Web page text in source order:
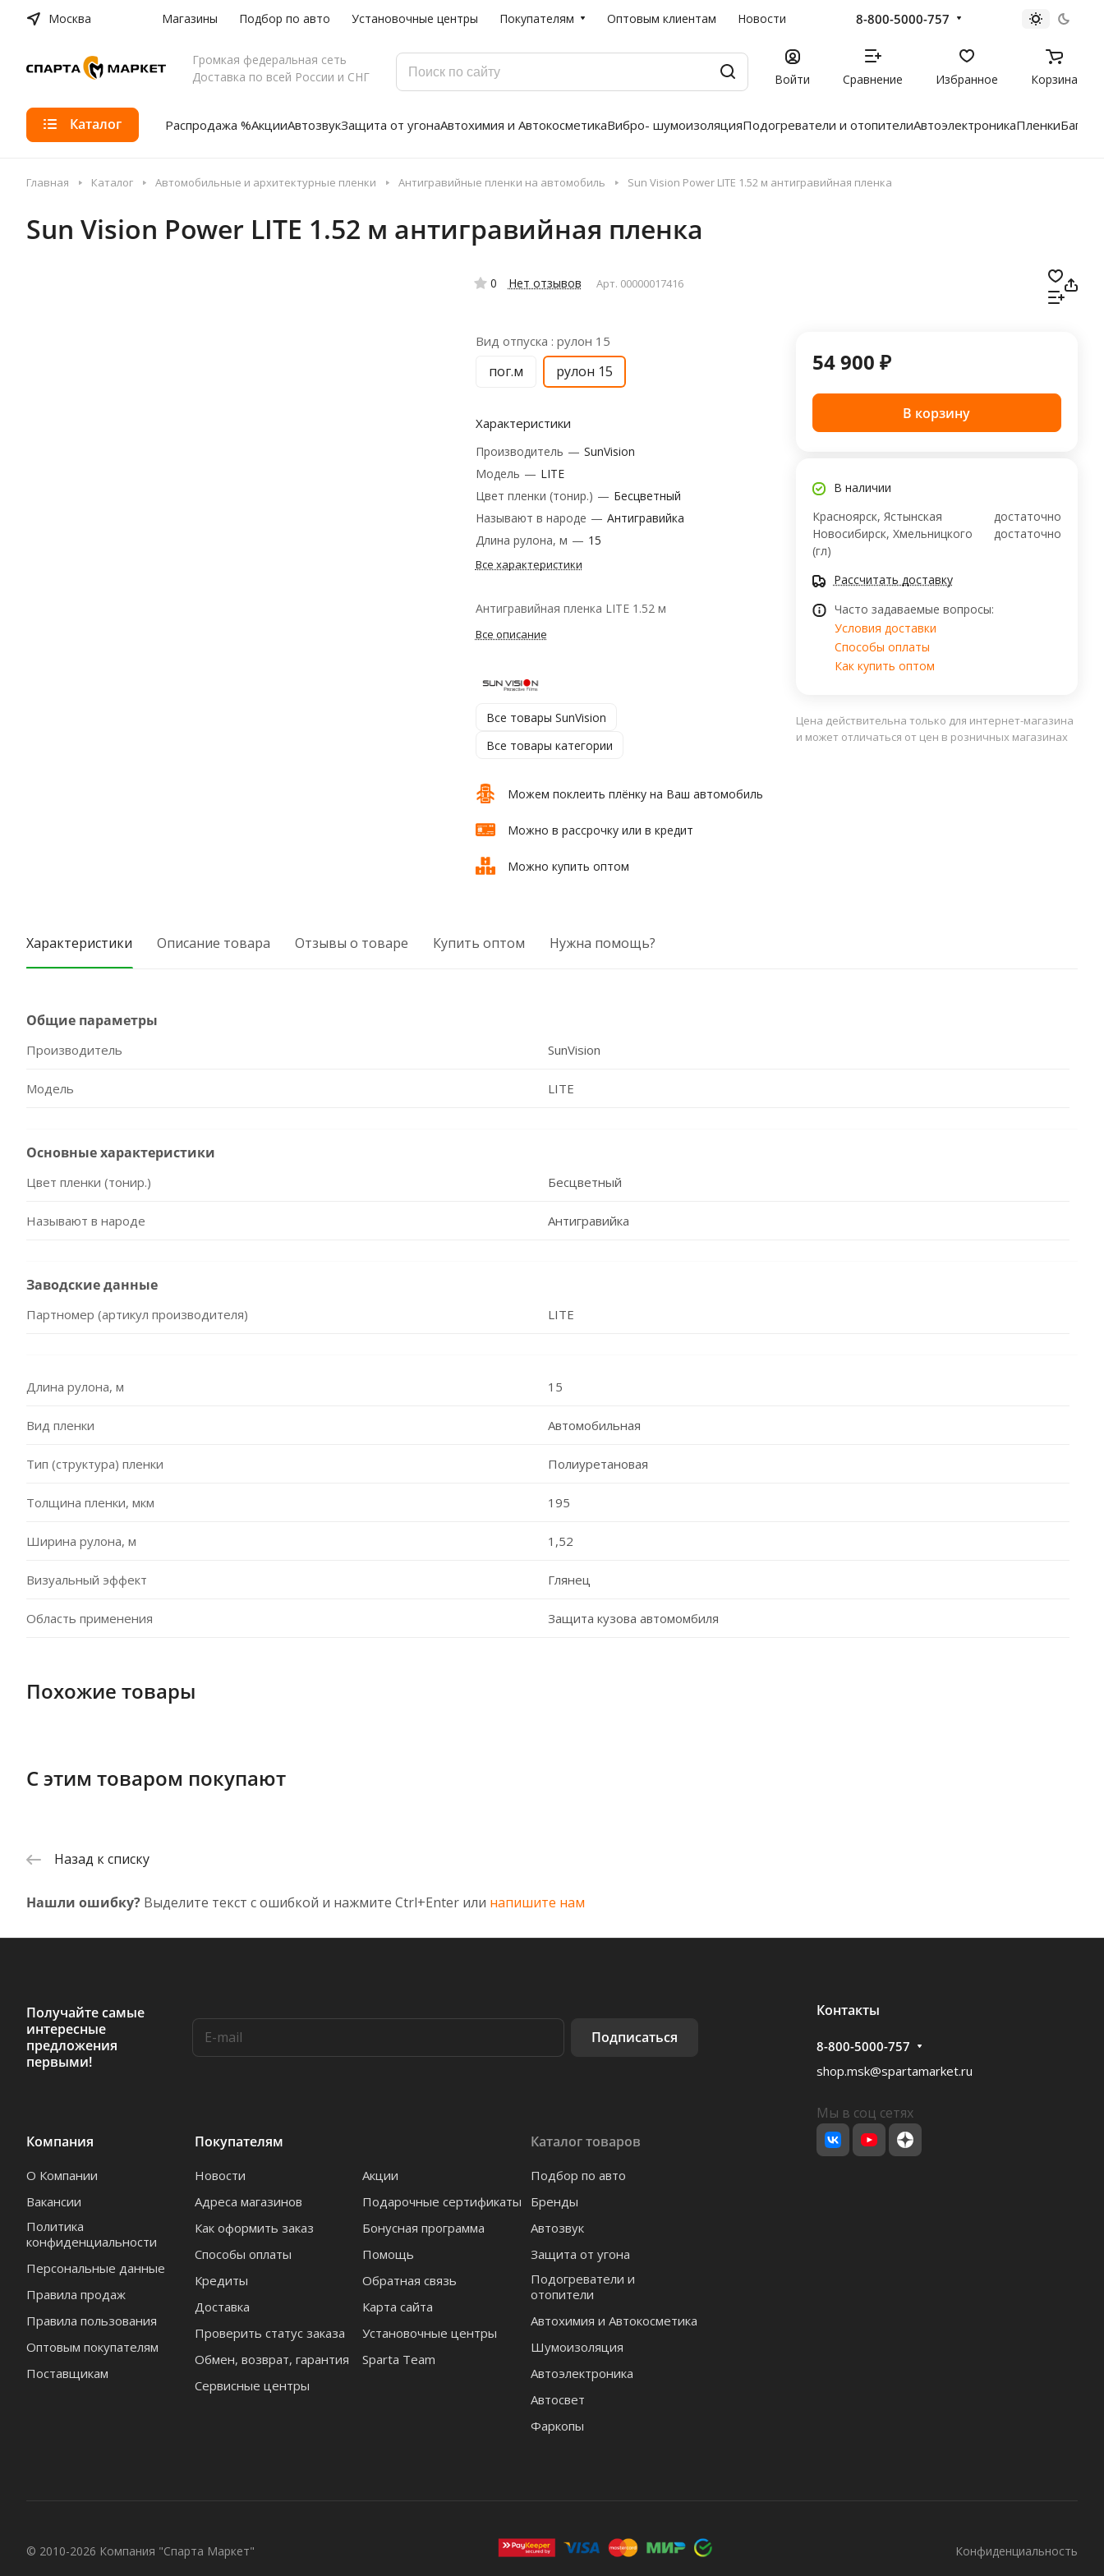
Москва Магазины Подбор по авто Установочные центры Покупателям Оптовым клиентам Новости 8-800-5000-757
Громкая федеральная сеть
Доставка по всей России и СНГ
Войти Сравнение Избранное Корзина
Каталог Распродажа %АкцииАвтозвукЗащита от угонаАвтохимия и АвтокосметикаВибро- шумоизоляцияПодогреватели и отопителиАвтоэлектроникаПленки
Главная Каталог Автомобильные и архитектурные пленки Антигравийные пленки на автомобиль Sun Vision Power LITE 1.52 м антигравийная пленка
Sun Vision Power LITE 1.52 м антигравийная пленка
0 Нет отзывов Арт. 00000017416
Вид отпуска : рулон 15
пог.м рулон 15
Характеристики
Производитель — SunVision
Модель — LITE
Цвет пленки (тонир.) — Бесцветный
Называют в народе — Антигравийка
Длина рулона, м — 15
Все характеристики
Антигравийная пленка LITE 1.52 м
Все описание
Все товары SunVision
Все товары категории
Можем поклеить плёнку на Ваш автомобиль
Можно в рассрочку или в кредит
Можно купить оптом
54 900 ₽
В корзину
В наличии
Красноярск, Ястынская
достаточно
Новосибирск, Хмельницкого
(гл)
достаточно
Рассчитать доставку
Часто задаваемые вопросы:
Условия доставки
Способы оплаты
Как купить оптом
Цена действительна только для интернет-магазина
и может отличаться от цен в розничных магазинах
Характеристики Описание товара Отзывы о товаре Купить оптом Нужна помощь?
Общие параметры
Производитель SunVision
Модель LITE
Основные характеристики
Цвет пленки (тонир.) Бесцветный
Называют в народе Антигравийка
Заводские данные
Партномер (артикул производителя) LITE
Длина рулона, м 15
Вид пленки Автомобильная
Тип (структура) пленки Полиуретановая
Толщина пленки, мкм 195
Ширина рулона, м 1,52
Визуальный эффект Глянец
Область применения Защита кузова автомомбиля
Похожие товары
С этим товаром покупают
Назад к списку
Нашли ошибку? Выделите текст с ошибкой и нажмите Ctrl+Enter или напишите нам
Получайте самые
интересные
предложения
первыми!
Подписаться
Компания
О Компании
Вакансии
Политика
конфиденциальности
Персональные данные
Правила продаж
Правила пользования
Оптовым покупателям
Поставщикам
Покупателям
Новости
Адреса магазинов
Как оформить заказ
Способы оплаты
Кредиты
Доставка
Проверить статус заказа
Обмен, возврат, гарантия
Сервисные центры
Акции
Подарочные сертификаты
Бонусная программа
Помощь
Обратная связь
Карта сайта
Установочные центры
Sparta Team
Каталог товаров
Подбор по авто
Бренды
Автозвук
Защита от угона
Подогреватели и
отопители
Автохимия и Автокосметика
Шумоизоляция
Автоэлектроника
Автосвет
Фаркопы
Контакты
8-800-5000-757
shop.msk@spartamarket.ru
Мы в соц сетях
© 2010-2026 Компания "Спарта Маркет" Конфиденциальность